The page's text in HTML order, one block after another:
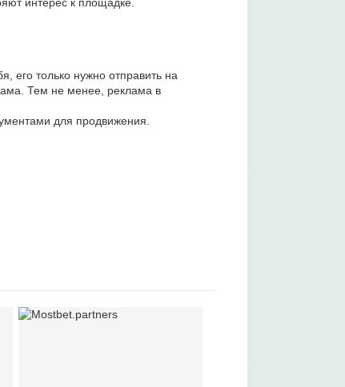
его только нужно отправить на
Тем не менее, реклама в
для продвижения.